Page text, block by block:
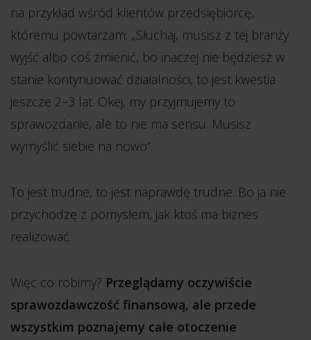
na przykład wśród klientów przedsiębiorcę,
któremu powtarzam: „Słuchaj, musisz z tej branży
wyjść albo coś zmienić, bo inaczej nie będziesz w
stanie kontynuować działalności, to jest kwestia
jeszcze 2–3 lat. Okej, my przyjmujemy to
sprawozdanie, ale to nie ma sensu. Musisz
wymyślić siebie na nowo”.
To jest trudne, to jest naprawdę trudne. Bo ja nie
przychodzę z pomysłem, jak ktoś ma biznes
realizować.
Więc co robimy? Przeglądamy oczywiście
sprawozdawczość finansową, ale przede
wszystkim poznajemy całe otoczenie